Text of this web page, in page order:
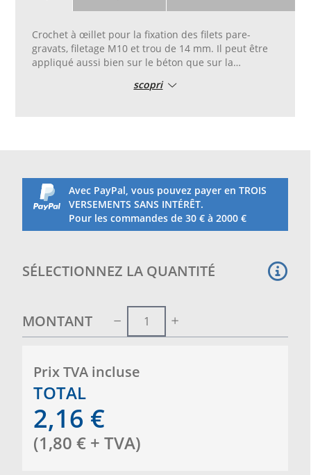
Crochet à œillet pour la fixation des filets pare-
gravats, filetage M10 et trou de 14 mm. Il peut être
appliqué aussi bien sur le béton que sur la
scopri
Avec PayPal, vous pouvez payer en TROIS
VERSEMENTS SANS INTÉRÊT.
Pour les commandes de 30 € à 2000 €
SÉLECTIONNEZ LA QUANTITÉ
MONTANT
Prix ​​TVA incluse
TOTAL
2,16 €
(1,80 € + TVA)